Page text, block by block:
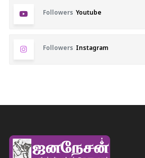
Followers Youtube
Followers Instagram